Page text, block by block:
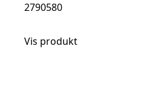
2790580
Vis produkt